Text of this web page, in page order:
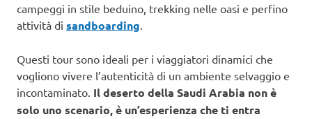
campeggi in stile beduino, trekking nelle oasi e perfino
attività di sandboarding.
Questi tour sono ideali per i viaggiatori dinamici che
vogliono vivere l’autenticità di un ambiente selvaggio e
incontaminato. Il deserto della Saudi Arabia non è
solo uno scenario, è un’esperienza che ti entra